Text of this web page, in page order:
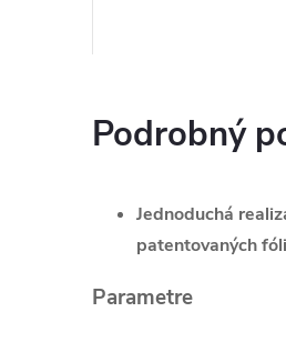
Podrobný
Jednoduchá
patentovaných
Parametre